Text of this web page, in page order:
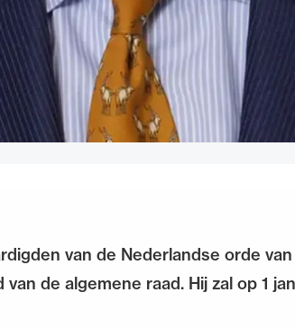
van de Nederlandse orde
de algemene raad. Hij zal op 1